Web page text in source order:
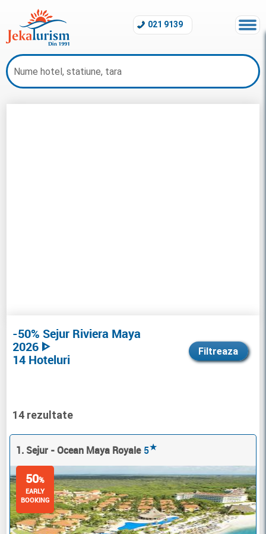
021 9139
14 rezultate
1. Sejur - Ocean Maya Royale 5★
50%
EARLY
BOOKING
-50% Sejur Riviera Maya
2026 ᐈ
14 Hoteluri
Filtreaza